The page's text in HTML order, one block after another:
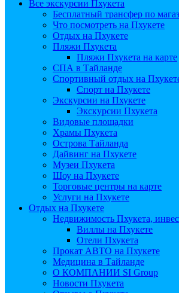
Все экскурсии Пхукета
Бесплатный трансфер по
Что посмотреть на Пхукете
Отдых на Пхукете
Пляжи Пхукета
Пляжи Пхукета на карте
СПА в Тайланде
Спортивный отдых на
Спорт на Пхукете
Экскурсии на Пхукете
Экскурсии Пхукета
Видовые площадки
Храмы Пхукета
Острова Тайланда
Дайвинг на Пхукете
Музеи Пхукета
Шоу на Пхукете
Торговые центры на карте
Услуги на Пхукете
Отдых на Пхукете
Недвижимость Пхукета,
Виллы на Пхукете
Отели Пхукета
Прокат АВТО на Пхукете
Медицина в Тайланде
О КОМПАНИИ SI Group
Новости Пхукета